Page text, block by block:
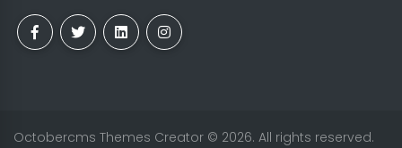
Octobercms Themes Creator © 2026. All rights reserved.